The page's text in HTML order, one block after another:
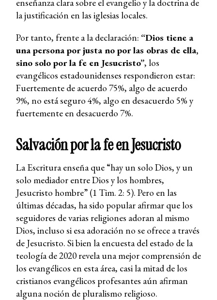
enseñanza clara sobre el evangelio y la doctrina de
la justificación en las iglesias locales.
Por tanto, frente a la declaración: “Dios tiene a
una persona por justa no por las obras de ella,
sino solo por la fe en Jesucristo”, los
evangélicos estadounidenses respondieron estar:
Fuertemente de acuerdo 75%, algo de acuerdo
9%, no está seguro 4%, algo en desacuerdo 5% y
fuertemente en desacuerdo 7%.
Salvación por la fe en Jesucristo
La Escritura enseña que “hay un solo Dios, y un
solo mediador entre Dios y los hombres,
Jesucristo hombre” (1 Tim. 2: 5). Pero en las
últimas décadas, ha sido popular afirmar que los
seguidores de varias religiones adoran al mismo
Dios, incluso si esa adoración no se ofrece a través
de Jesucristo. Si bien la encuesta del estado de la
teología de 2020 revela una mejor comprensión de
los evangélicos en esta área, casi la mitad de los
cristianos evangélicos profesantes aún afirman
alguna noción de pluralismo religioso.